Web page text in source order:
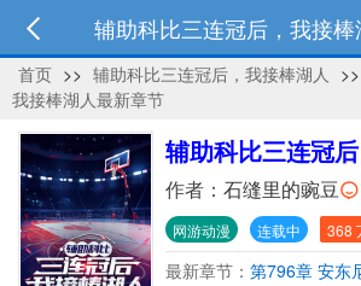
辅助科比三连冠后，我接
首页 >> 辅助科比三连冠后，我接棒湖人 >>
我接棒湖人最新章节
辅助科比三连冠
作者： 石缝里的豌豆
网游动漫 连载中 368
最新章节： 第796章 安东